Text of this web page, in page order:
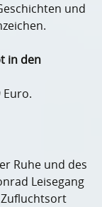
und
in den
Euro.
Ruhe und des
Leisegang
Zufluchtsort